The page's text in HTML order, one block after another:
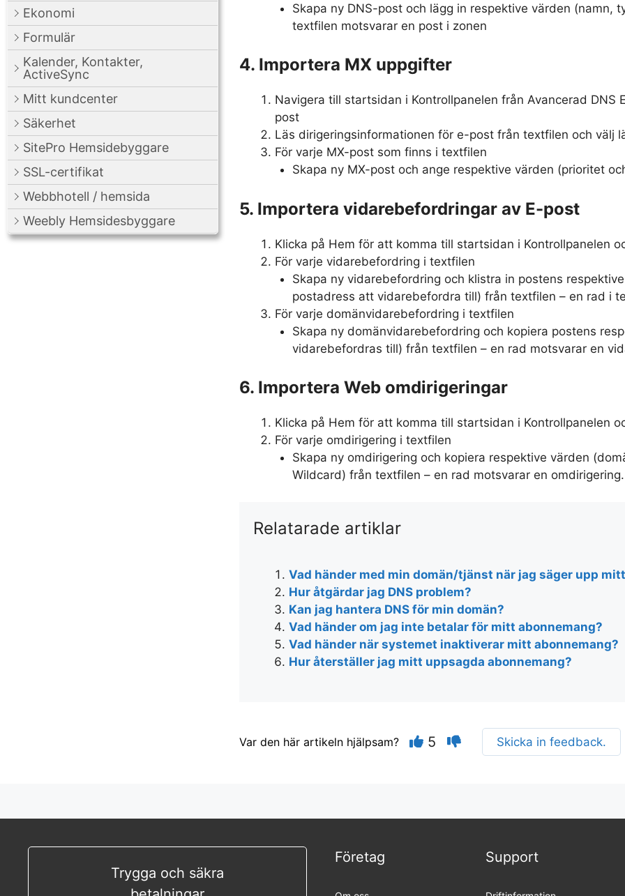
Ekonomi
Formulär
Kalender, Kontakter,
ActiveSync
Mitt kundcenter
Säkerhet
SitePro Hemsidebyggare
SSL-certifikat
Webbhotell / hemsida
Weebly Hemsidesbyggare
Skapa ny DNS-post och lägg in respektive värden
textfilen motsvarar en post i zonen
4. Importera MX uppgifter
Navigera till startsidan i Kontrollpanelen från Avancerad
post
Läs dirigeringsinformationen för e-post från textfilen och välj
För varje MX-post som finns i textfilen
Skapa ny MX-post och ange respektive värden (prioritet
5. Importera vidarebefordringar av E-post
Klicka på Hem för att komma till startsidan i Kontrollpanelen
För varje vidarebefordring i textfilen
Skapa ny vidarebefordring och klistra in postens
postadress att vidarebefordra till) från textfilen – en rad i
För varje domänvidarebefordring i textfilen
Skapa ny domänvidarebefordring och kopiera postens
vidarebefordras till) från textfilen – en rad motsvarar en
6. Importera Web omdirigeringar
Klicka på Hem för att komma till startsidan i Kontrollpanelen
För varje omdirigering i textfilen
Skapa ny omdirigering och kopiera respektive värden
Wildcard) från textfilen – en rad motsvarar en omdirigering.
Relatarade artiklar
Vad händer med min domän/tjänst när jag säger upp
Hur åtgärdar jag DNS problem?
Kan jag hantera DNS för min domän?
Vad händer om jag inte betalar för mitt abonnemang?
Vad händer när systemet inaktiverar mitt abonnemang?
Hur återställer jag mitt uppsagda abonnemang?
Var den här artikeln hjälpsam? 5 Skicka in feedback.
Trygga och säkra
Företag Support